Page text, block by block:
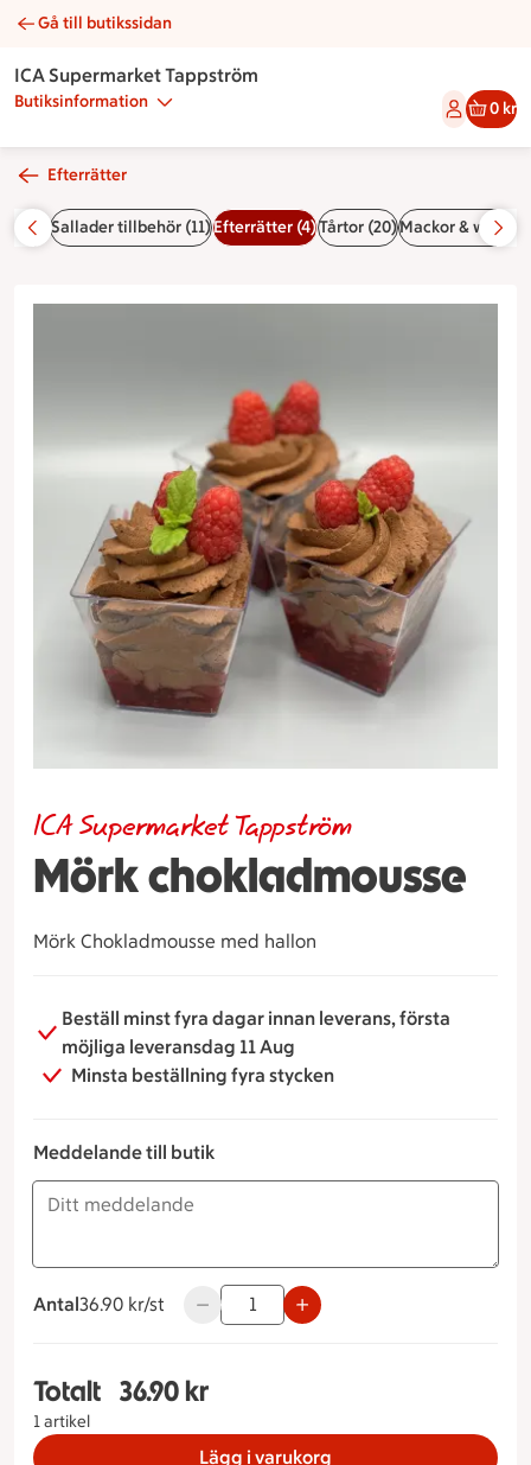
Mörk chokladmousse | Catering ICA Supermarket Tappström
Gå till butikssidan
ICA Supermarket Tappström
Butiksinformation 0 kr
Efterrätter
(7) Sallader tillbehör (11)Efterrätter (4)Tårtor (20)Mackor & wraps
Mörk chokladmousse
ICA Supermarket Tappström
Mörk Chokladmousse med hallon
Beställ minst fyra dagar innan leverans, första
möjliga leveransdag 11 Aug
Minsta beställning fyra stycken
Meddelande till butik
Antal
36.90 kronor styck
36.90 kr/st Använd knapparna för att minska
Totalt
1 artikel
Totalt 1 stycken Mörk Chokladmousse, 36.90
36.90 kr
Lägg i varukorg